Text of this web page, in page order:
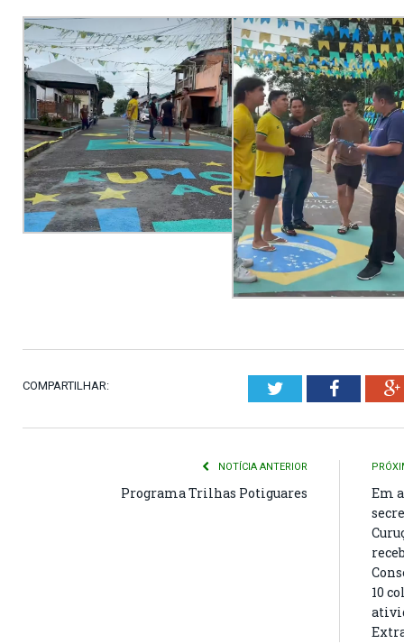
COMPARTILHAR: Twitter
NOTÍCIA ANTERIOR
Programa Trilhas Potiguares
Em
10